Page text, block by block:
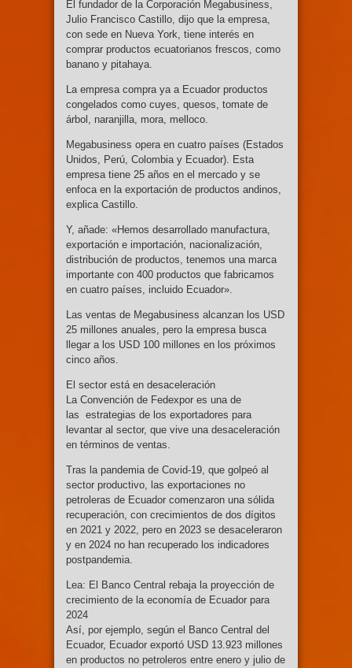
El fundador de la Corporación Megabusiness,
Julio Francisco Castillo, dijo que la empresa,
con sede en Nueva York, tiene interés en
comprar productos ecuatorianos frescos, como
banano y pitahaya.
La empresa compra ya a Ecuador productos
congelados como cuyes, quesos, tomate de
árbol, naranjilla, mora, melloco.
Megabusiness opera en cuatro países (Estados
Unidos, Perú, Colombia y Ecuador). Esta
empresa tiene 25 años en el mercado y se
enfoca en la exportación de productos andinos,
explica Castillo.
Y, añade: «Hemos desarrollado manufactura,
exportación e importación, nacionalización,
distribución de productos, tenemos una marca
importante con 400 productos que fabricamos
en cuatro países, incluido Ecuador».
Las ventas de Megabusiness alcanzan los USD
25 millones anuales, pero la empresa busca
llegar a los USD 100 millones en los próximos
cinco años.
El sector está en desaceleración
La Convención de Fedexpor es una de
las estrategias de los exportadores para
levantar al sector, que vive una desaceleración
en términos de ventas.
Tras la pandemia de Covid-19, que golpeó al
sector productivo, las exportaciones no
petroleras de Ecuador comenzaron una sólida
recuperación, con crecimientos de dos dígitos
en 2021 y 2022, pero en 2023 se desaceleraron
y en 2024 no han recuperado los indicadores
postpandemia.
Lea: El Banco Central rebaja la proyección de
crecimiento de la economía de Ecuador para
2024
Así, por ejemplo, según el Banco Central del
Ecuador, Ecuador exportó USD 13.923 millones
en productos no petroleros entre enero y julio de